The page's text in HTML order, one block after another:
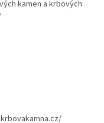
kamen a krbových